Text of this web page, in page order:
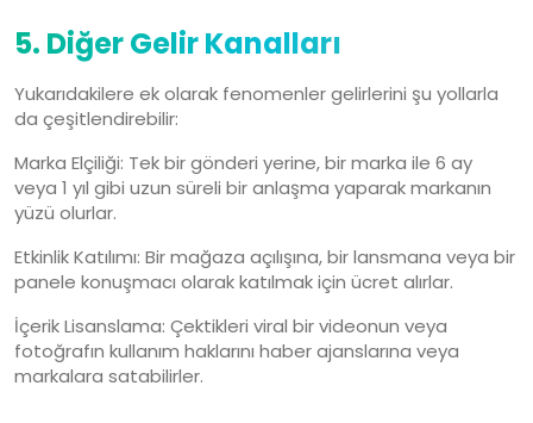
5. Diğer Gelir Kanalları
Yukarıdakilere ek olarak fenomenler gelirlerini şu yollarla
da çeşitlendirebilir:
Marka Elçiliği: Tek bir gönderi yerine, bir marka ile 6 ay
veya 1 yıl gibi uzun süreli bir anlaşma yaparak markanın
yüzü olurlar.
Etkinlik Katılımı: Bir mağaza açılışına, bir lansmana veya bir
panele konuşmacı olarak katılmak için ücret alırlar.
İçerik Lisanslama: Çektikleri viral bir videonun veya
fotoğrafın kullanım haklarını haber ajanslarına veya
markalara satabilirler.